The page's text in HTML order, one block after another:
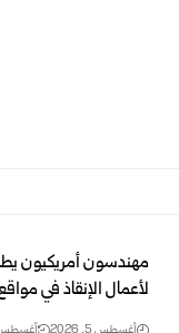
مهندسون أمريكيون
لأعمال الإنقاذ في